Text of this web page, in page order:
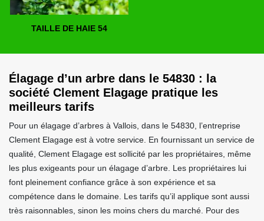
TAILLE DE HAIE 54
Élagage d’un arbre dans le 54830 : la
société Clement Elagage pratique les
meilleurs tarifs
Pour un élagage d’arbres à Vallois, dans le 54830, l’entreprise
Clement Elagage est à votre service. En fournissant un service de
qualité, Clement Elagage est sollicité par les propriétaires, même
les plus exigeants pour un élagage d’arbre. Les propriétaires lui
font pleinement confiance grâce à son expérience et sa
compétence dans le domaine. Les tarifs qu’il applique sont aussi
très raisonnables, sinon les moins chers du marché. Pour des